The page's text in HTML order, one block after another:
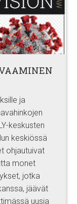
ja
keskusten
keskiössä
ohjautuivat
monet
jotka
jäävät
uusia